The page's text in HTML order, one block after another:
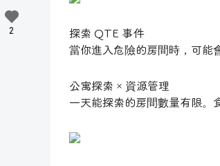
探索 QTE 事件
當你進入危險的房間時，可能
公寓探索 × 資源管理
一天能探索的房間數量有限
2